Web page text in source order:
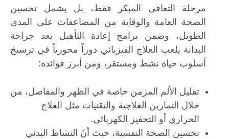
مرحلة التعافي المبكر فقط، بل يشمل تحسين
الصحة العامة والوقاية من المضاعفات على المدى
الطويل، وضمن برامج إعادة التأهيل بعد جراحة
البدانة يلعب العلاج الفيزيائي دوراً محورياً في ترسيخ
أسلوب حياة نشط ومستقر، ومن أبرز فوائده:
تقليل الألم المزمن خاصة في الظهر والمفاصل، من
خلال التمارين العلاجية والتقنيات مثل العلاج
الحراري أو التحفيز الكهربائي.
تحسين الصحة النفسية، حيث أنّ النشاط البدني